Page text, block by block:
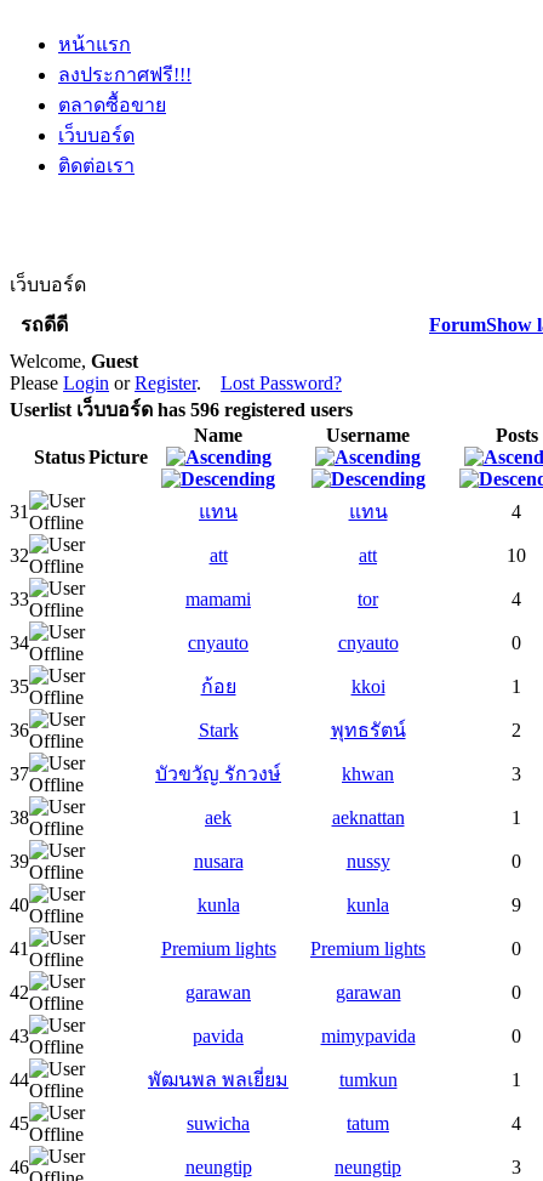
หน้าแรก
ลงประกาศฟรี!!!
ตลาดซื้อขาย
เว็บบอร์ด
ติดต่อเรา
เว็บบอร์ด
รถดีดี
ForumShow
Welcome, Guest
Please Login orRegister. Lost Password?
Userlist เว็บบอร์ด has 596 registered users
Status Picture
Name Username Posts
31 แทน แทน 4
32 att att 10
33 mamami tor 4
34 cnyauto cnyauto 0
35 ก้อย kkoi 1
36 Stark พุทธรัตน์ 2
37 บัวขวัญ รักวงษ์ khwan 3
38 aek aeknattan 1
39 nusara nussy 0
40 kunla kunla 9
41 Premium lights Premium lights 0
42 garawan garawan 0
43 pavida mimypavida 0
44 พัฒนพล พลเยี่ยม tumkun 1
45 suwicha tatum 4
46 neungtip neungtip 3